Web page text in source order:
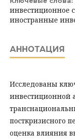
инвестиционное
иностранные
АННОТАЦИЯ
Исследованы
инвестиционной
посткризисного
оценка влияния